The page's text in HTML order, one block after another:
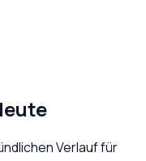
Verlauf für